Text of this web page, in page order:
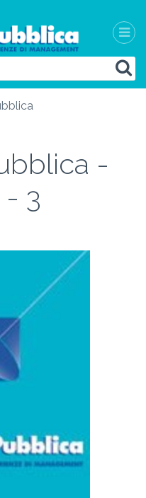
-
3